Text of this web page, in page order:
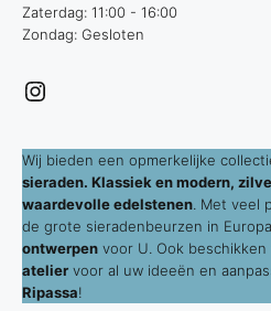
Zaterdag: 11:00 - 16:00
Zondag: Gesloten
Instagram
Wij bieden een opmerkelijke
sieraden. Klassiek en modern,
waardevolle edelstenen . Met veel
de grote sieradenbeurzen in
ontwerpen voor U. Ook
atelier voor al uw ideeën en
Ripassa!